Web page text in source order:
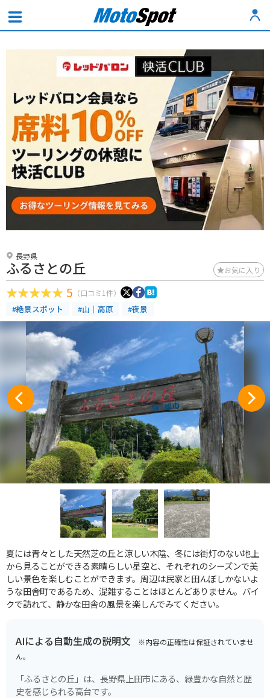
長野県
ふるさとの丘 お気に入り
5 （口コミ1件）
#絶景スポット #山｜高原 #夜景
夏には青々とした天然芝の丘と涼しい木陰、冬には街灯のない地上
から見ることができる素晴らしい星空と、それぞれのシーズンで美
しい景色を楽しむことができます。周辺は民家と田んぼしかないよ
うな田舎町であるため、混雑することはほとんどありません。バイ
クで訪れて、静かな田舎の風景を楽しんでみてください。
AIによる自動生成の説明文 ※内容の正確性は保証されていませ
ん。
「ふるさとの丘」は、長野県上田市にある、緑豊かな自然と歴
史を感じられる高台です。